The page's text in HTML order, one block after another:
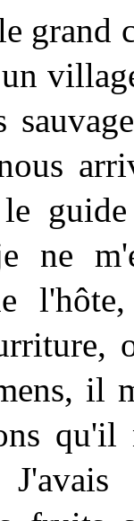
grand
ne
il
qu'il